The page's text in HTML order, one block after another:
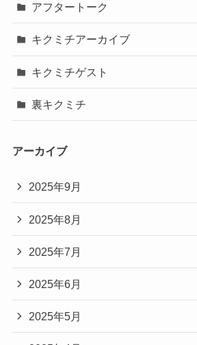
アフタートーク
キクミチアーカイブ
キクミチゲスト
裏キクミチ
アーカイブ
2025年9月
2025年8月
2025年7月
2025年6月
2025年5月